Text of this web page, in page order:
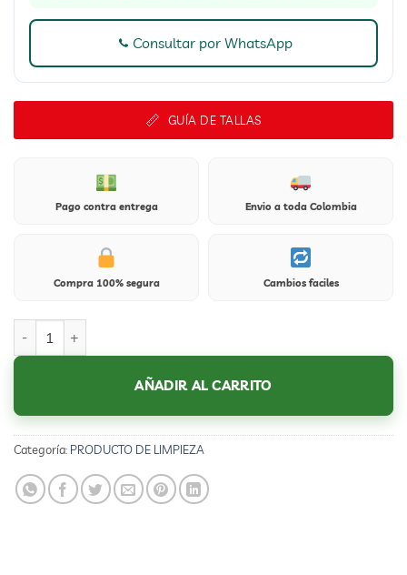
Consultar por WhatsApp
GUÍA DE TALLAS
Pago contra entrega Envio a toda Colombia
Compra 100% segura Cambios faciles
AÑADIR AL CARRITO
Categoría: PRODUCTO DE LIMPIEZA